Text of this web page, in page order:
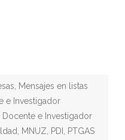
Mensajes en listas
e Investigador
Docente e Investigador
MNUZ PDI PTGAS